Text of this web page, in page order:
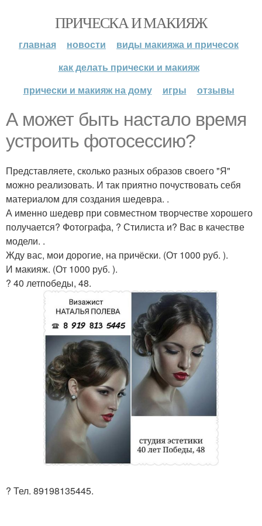
ПРИЧЕСКА И МАКИЯЖ
главная новости
виды макияжа и причесок
как делать прически и макияж
прически и макияж на дому
игры отзывы
А может быть настало время
устроить фотосессию?
Представляете, сколько разных образов своего "Я"
можно реализовать. И так приятно почуствовать себя
материалом для создания шедевра. .
А именно шедевр при совместном творчестве хорошего
получается? Фотографа, ? Стилиста и? Вас в качестве
модели. .
Жду вас, мои дорогие, на причёски. (От 1000 руб. ).
И макияж. (От 1000 руб. ).
? 40 летпобеды, 48.
? Тел. 89198135445.